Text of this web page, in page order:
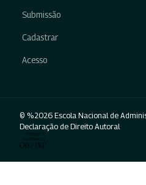
Submissão
Cadastrar
Acesso
© %2026 Escola Nacional de
Declaração de Direito Autoral